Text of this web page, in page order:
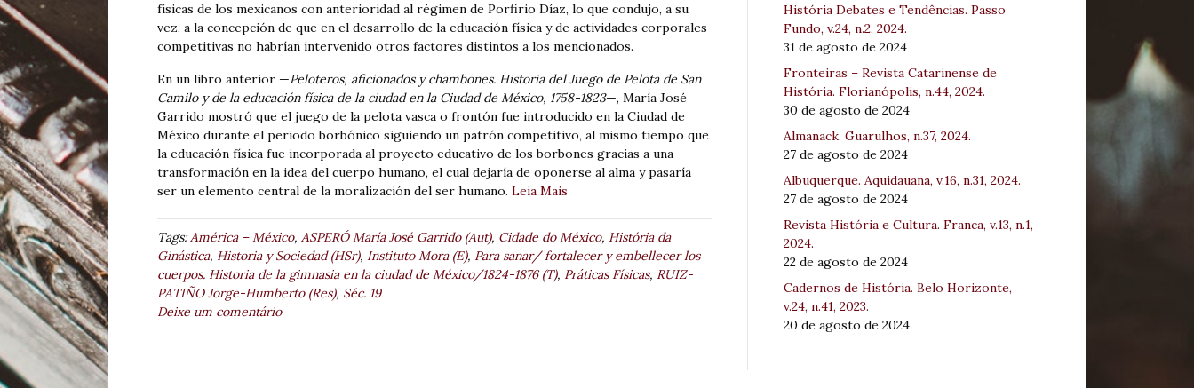
físicas de los mexicanos con anterioridad al régimen de Porfirio Díaz, lo que condujo, a su
vez, a la concepción de que en el desarrollo de la educación física y de actividades corporales
competitivas no habrían intervenido otros factores distintos a los mencionados.
En un libro anterior —Peloteros, aficionados y chambones. Historia del Juego de Pelota de San
Camilo y de la educación física de la ciudad en la Ciudad de México, 1758-1823—, María José
Garrido mostró que el juego de la pelota vasca o frontón fue introducido en la Ciudad de
México durante el periodo borbónico siguiendo un patrón competitivo, al mismo tiempo que
la educación física fue incorporada al proyecto educativo de los borbones gracias a una
transformación en la idea del cuerpo humano, el cual dejaría de oponerse al alma y pasaría
ser un elemento central de la moralización del ser humano. Leia Mais
Tags:América – México, ASPERÓ María José Garrido (Aut), Cidade do México, História da
Ginástica, Historia y Sociedad (HSr), Instituto Mora (E), Para sanar/ fortalecer y embellecer los
cuerpos. Historia de la gimnasia en la ciudad de México/1824-1876 (T), Práticas Físicas, RUIZ-
PATIÑO Jorge-Humberto (Res), Séc. 19
Deixe um comentário
História Debates e Tendências. Passo
Fundo, v.24, n.2, 2024.
31 de agosto de 2024
Fronteiras – Revista Catarinense de
História. Florianópolis, n.44, 2024.
30 de agosto de 2024
Almanack. Guarulhos, n.37, 2024.
27 de agosto de 2024
Albuquerque. Aquidauana, v.16, n.31, 2024.
27 de agosto de 2024
Revista História e Cultura. Franca, v.13, n.1,
2024.
22 de agosto de 2024
Cadernos de História. Belo Horizonte,
v.24, n.41, 2023.
20 de agosto de 2024